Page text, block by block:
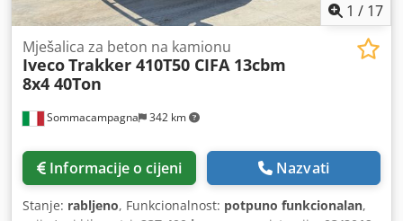
1 / 17
Sommacampagna 342 km
Mješalica za beton na kamionu
IvecoTrakker 410T50 CIFA 13cbm
8x4 40Ton
Informacije o cijeni Nazvati
Stanje: rabljeno, Funkcionalnost: potpuno funkcionalan,